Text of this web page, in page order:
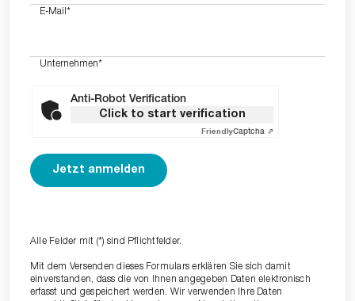
E-Mail*
Unternehmen*
Anti-Robot Verification
Click to start verification
FriendlyCaptcha ⇗
Alle Felder mit (*) sind Pflichtfelder.
Mit dem Versenden dieses Formulars erklären Sie sich damit
einverstanden, dass die von Ihnen angegeben Daten elektronisch
erfasst und gespeichert werden. Wir verwenden Ihre Daten